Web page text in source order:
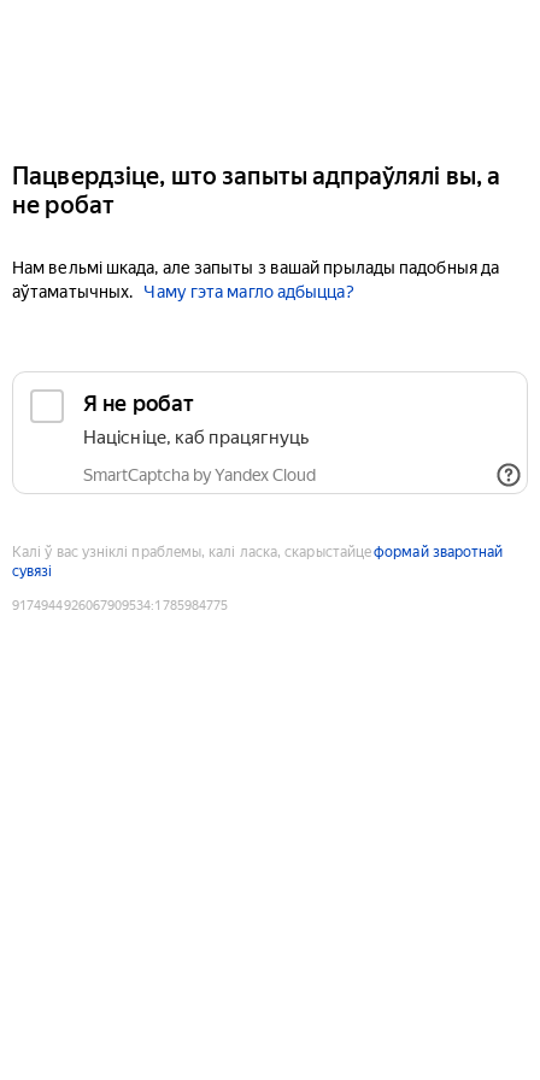
Пацвердзіце, што запыты адпраўлялі вы, а
не робат
Нам вельмі шкада, але запыты з вашай прылады падобныя да
аўтаматычных.
Чаму гэта магло адбыцца?
Я не робат
Націсніце, каб працягнуць
SmartCaptcha by Yandex Cloud
Калі ў вас узніклі праблемы, калі ласка, скарыстайцеформай зваротнай
сувязі
9174944926067909534:1785984775